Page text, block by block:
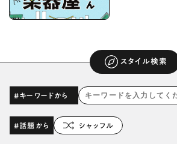
スタイル検索
#キーワードから
#話題から シャッフル